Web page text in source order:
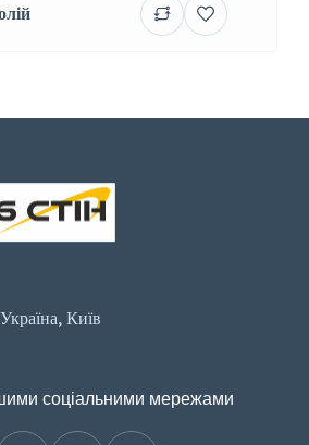
Україна, Київ
соціальними мережами